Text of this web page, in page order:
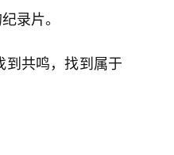
录片。
到共鸣，找到属于